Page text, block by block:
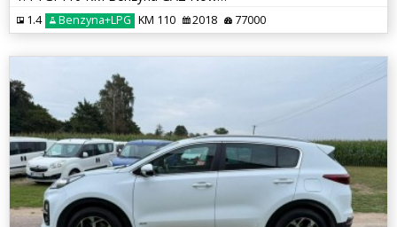
1.4 Benzyna+LPG KM 110 2018 77000